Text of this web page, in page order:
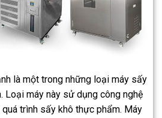
là một trong những loại máy sấy
Loại máy này sử dụng công nghệ
quá trình sấy khô thực phẩm. Máy